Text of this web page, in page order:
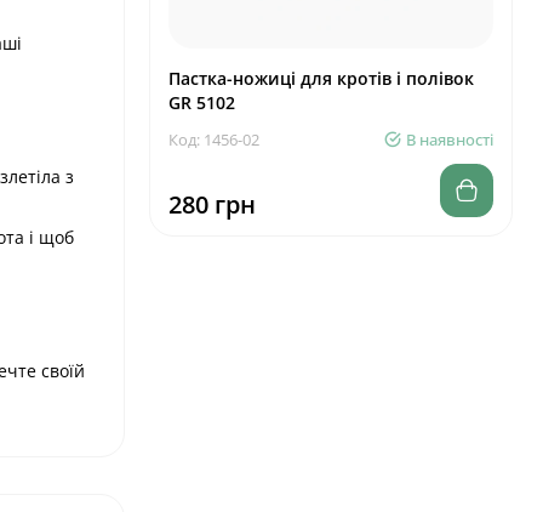
з
і щоб
своїй
Пастка-ножиці для кротів і полівок
GR 5102
Код: 1456-02 В наявності
280 грн